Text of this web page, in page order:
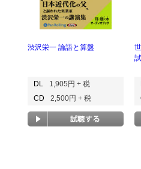
渋沢栄一 論語と算盤
DL
1,905円 + 税
CD
2,500円 + 税